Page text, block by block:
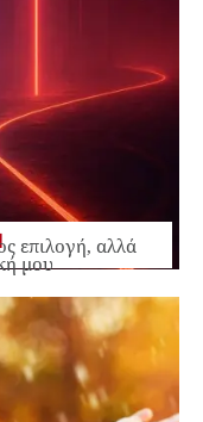
επιλογή, αλλά
μου